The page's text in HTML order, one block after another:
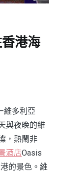
港海
維多利亞
與夜晚的維
，熱鬧非
酒店Oasis
的景色。維